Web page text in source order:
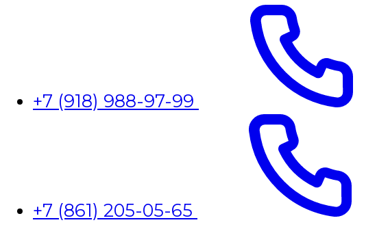
+7 (918) 988-97-99
+7 (861) 205-05-65